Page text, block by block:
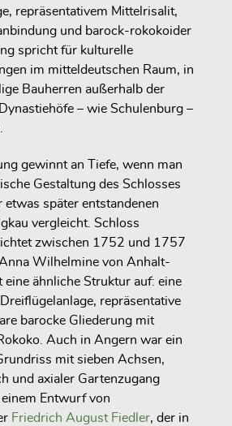
repräsentativem Mittelrisalit,
und barock-rokokoider
spricht für kulturelle
im mitteldeutschen Raum, in
Bauherren außerhalb der
– wie Schulenburg –
gewinnt an Tiefe, wenn man
Gestaltung des Schlosses
etwas später entstandenen
vergleicht. Schloss
zwischen 1752 und 1757
Wilhelmine von Anhalt-
eine ähnliche Struktur auf: eine
, repräsentative
barocke Gliederung mit
Auch in Angern war ein
mit sieben Achsen,
und axialer Gartenzugang
Entwurf von
Friedrich August Fiedler, der in